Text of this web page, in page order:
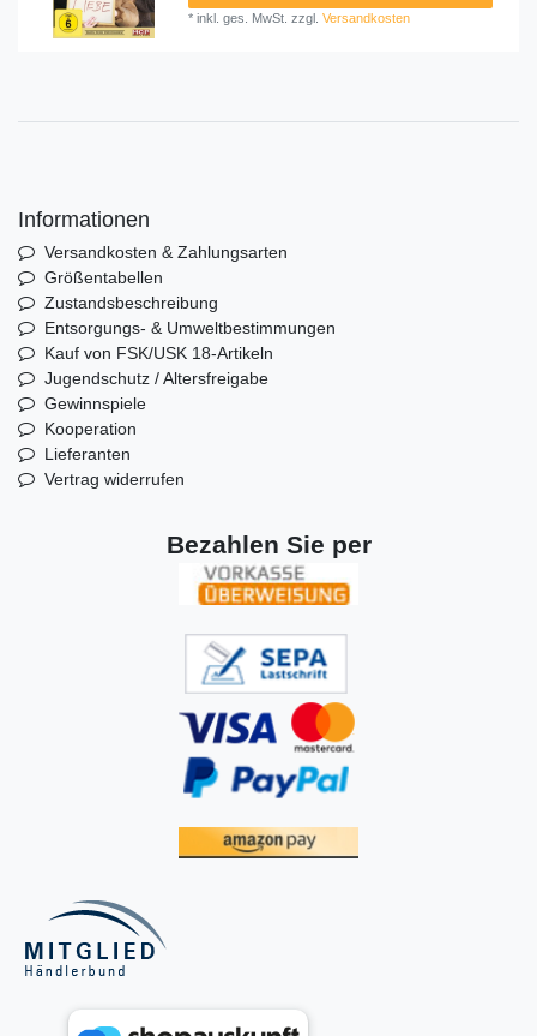
*inkl. ges. MwSt. zzgl.Versandkosten
Informationen
Versandkosten & Zahlungsarten
Größentabellen
Zustandsbeschreibung
Entsorgungs- & Umweltbestimmungen
Kauf von FSK/USK 18-Artikeln
Jugendschutz / Altersfreigabe
Gewinnspiele
Kooperation
Lieferanten
Vertrag widerrufen
Bezahlen Sie per